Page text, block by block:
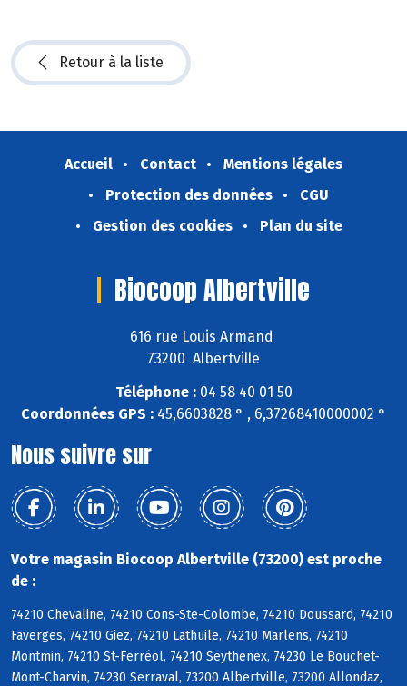
Retour à la liste
Accueil Contact
Mentions légales
Protection des données
CGU
Gestion des cookies
Plan du site
Biocoop Albertville
616 rue Louis Armand
73200 Albertville
Téléphone :04 58 40 01 50
Coordonnées GPS : 45,6603828 ° , 6,37268410000002 °
Nous suivre sur
Votre magasin Biocoop Albertville (73200) est proche
de :
74210 Chevaline, 74210 Cons-Ste-Colombe, 74210 Doussard, 74210
Faverges, 74210 Giez, 74210 Lathuile, 74210 Marlens, 74210
Montmin, 74210 St-Ferréol, 74210 Seythenex, 74230 Le Bouchet-
Mont-Charvin, 74230 Serraval, 73200 Albertville, 73200 Allondaz,